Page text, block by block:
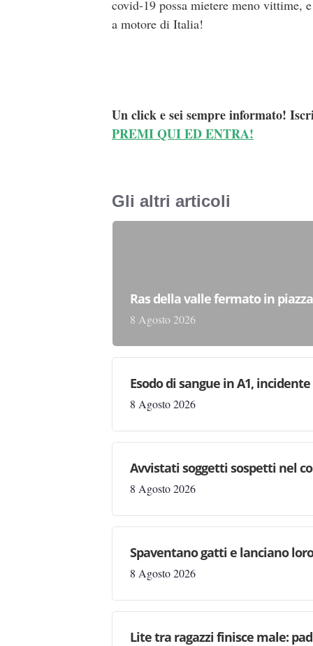
covid-19 possa mietere meno vittime,
a motore di Italia!
Un click e sei sempre informato!
PREMI QUI ED ENTRA!
Gli altri articoli
Ras della valle fermato in
8 Agosto 2026
Esodo di sangue in A1,
8 Agosto 2026
Avvistati soggetti sospetti nel
8 Agosto 2026
Spaventano gatti e lanciano
8 Agosto 2026
Lite tra ragazzi finisce male: